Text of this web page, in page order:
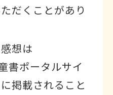
だくことがあり
想は
書ポータルサイ
掲載されること